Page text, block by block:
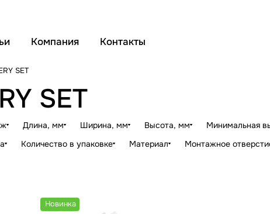
Компания Контакты
SET
SET
Длина, мм Ширина, мм Высота, мм
Минимальная
Количество в упаковке Материал Монтажное
Новинка